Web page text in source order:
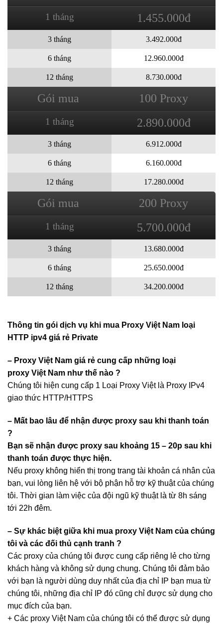
1 tháng
3 tháng
6 tháng
12 tháng
1.455.000đ
3.492.000đ
12.960.000đ
8.730.000đ
Gói mua
1 tháng
3 tháng
6 tháng
12 tháng
100 Proxy
2.890.000đ
6.912.000đ
6.160.000đ
17.280.000đ
Gói mua
1 tháng
3 tháng
6 tháng
12 tháng
200 Proxy
5.700.000đ
13.680.000đ
25.650.000đ
34.200.000đ
Thông tin gói dịch vụ khi mua Proxy Việt Nam loại
HTTP ipv4 giá rẻ Private
– Proxy Việt Nam giá rẻ cung cấp những loại
proxy Việt Nam như thế nào ?
Chúng tôi hiện cung cấp 1 Loại Proxy Việt là Proxy IPv4
giao thức HTTP/HTTPS
– Mất bao lâu để nhận được proxy sau khi thanh toán
?
Bạn sẽ nhận được proxy sau khoảng 15 – 20p sau khi
thanh toán được thực hiện.
Nếu proxy không hiển thị trong trang tài khoản cá nhân của
bạn, vui lòng liên hệ với bộ phận hỗ trợ kỹ thuật của chúng
tôi. Thời gian làm việc của đội ngũ kỹ thuật là từ 8h sáng
tới 22h đêm.
– Sự khác biệt giữa khi mua proxy Việt Nam của chúng
tôi và các đối thủ cạnh tranh ?
Các proxy của chúng tôi được cung cấp riêng lẻ cho từng
khách hàng và không sử dụng chung. Chúng tôi đảm bảo
với bạn là người dùng duy nhất của địa chỉ IP bạn mua từ
chúng tôi, những địa chỉ IP đó cũng chỉ được sử dụng cho
mục đích của bạn.
+ Các proxy Việt Nam của chúng tôi có thể được sử dụng